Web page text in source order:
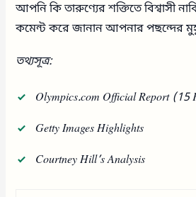
আপনি কি তারুণ্যের শক্তিতে বিশ্বাসী
কমেন্ট করে জানান আপনার পছন্দের
তথ্যসূত্র:
Olympics.com Official Report (15
Getty Images Highlights
Courtney Hill’s Analysis